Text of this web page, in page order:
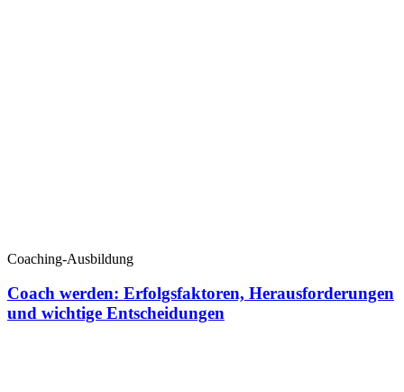
Coaching-Ausbildung
Coach werden: Erfolgsfaktoren, Herausforderungen
und wichtige Entscheidungen